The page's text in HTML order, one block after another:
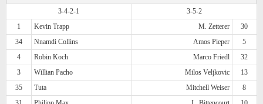
3-4-2-1
3-5-2
1
Kevin Trapp M. Zetterer
30
34
Nnamdi Collins Amos Pieper
5
4
Robin Koch Marco Friedl
32
3
Willian Pacho Milos Veljkovic
13
35
Tuta Mitchell Weiser
8